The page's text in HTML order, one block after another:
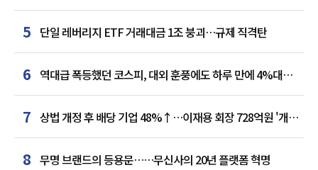
5 단일 레버리지 ETF 거래대금 1조 붕괴…규제 직격탄
6 역대급 폭등했던 코스피, 대외 훈풍에도 하루 만에 4%대
급락
7 상법 개정 후 배당 기업 48%↑…이재용 회장 728억원 '개인
최다'
8 무명 브랜드의 등용문……무신사의 20년 플랫폼 혁명